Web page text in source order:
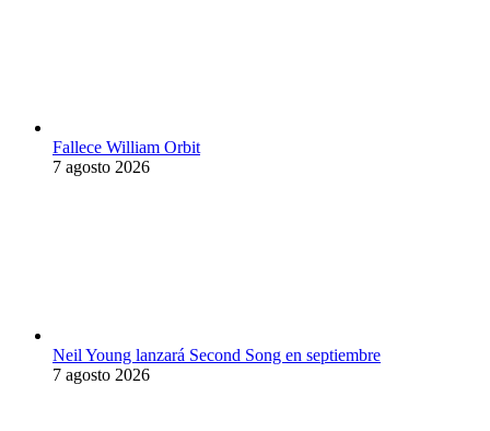
Fallece William Orbit
7 agosto 2026
Neil Young lanzará Second Song en septiembre
7 agosto 2026